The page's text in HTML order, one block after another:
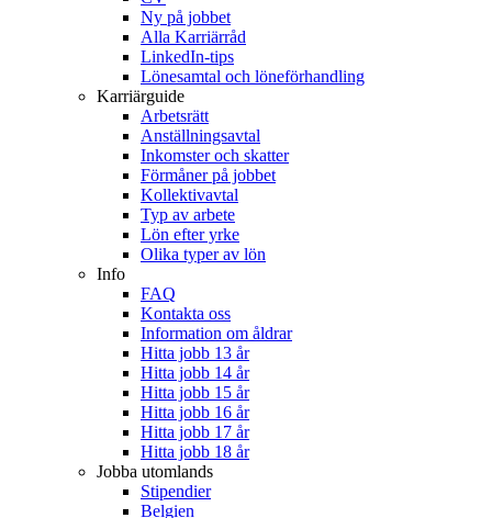
Ny på jobbet
Alla Karriärråd
LinkedIn-tips
Lönesamtal och löneförhandling
Karriärguide
Arbetsrätt
Anställningsavtal
Inkomster och skatter
Förmåner på jobbet
Kollektivavtal
Typ av arbete
Lön efter yrke
Olika typer av lön
Info
FAQ
Kontakta oss
Information om åldrar
Hitta jobb 13 år
Hitta jobb 14 år
Hitta jobb 15 år
Hitta jobb 16 år
Hitta jobb 17 år
Hitta jobb 18 år
Jobba utomlands
Stipendier
Belgien